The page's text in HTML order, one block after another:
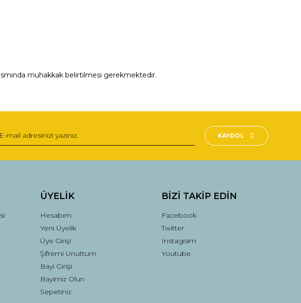
muhakkak belirtilmesi gerekmektedir.
KAYDOL
ÜYELİK
Hesabım
Yeni Üyelik
Üye Girişi
Şifremi Unuttum
Bayi Girişi
Bayimiz Olun
Sepetiniz
BİZİ TAKİP EDİN
Facebook
Twitter
Instagram
Youtube